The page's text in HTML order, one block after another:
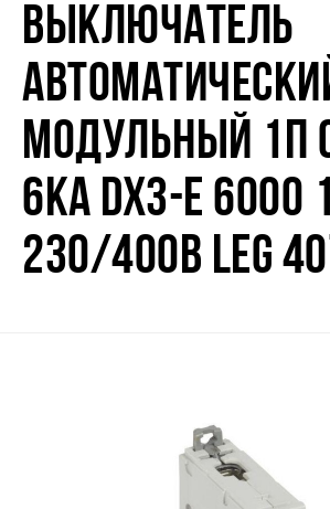
ВЫКЛЮЧАТЕЛЬ
МОДУЛЬНЫЙ 1П
6КА DX3-E 6000
230/400В LEG